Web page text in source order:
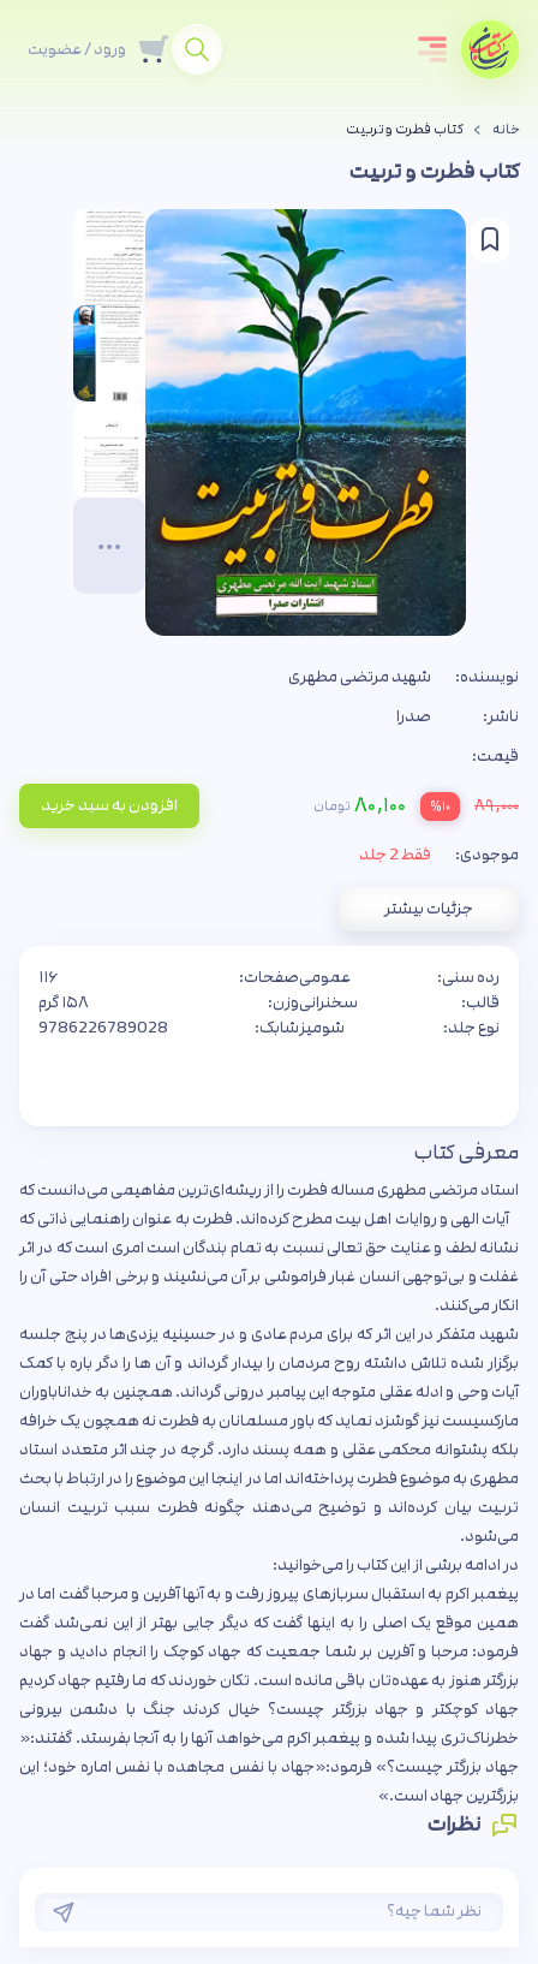
ورود / عضویت
خانه کتاب فطرت و تربیت
کتاب فطرت و تربیت
نویسنده:
شهید مرتضی مطهری
ناشر:
صدرا
قیمت:
۸۹,۰۰۰ %۱۰ ۸۰,۱۰۰ تومان افزودن به سبد خرید
موجودی: فقط 2 جلد
جزئیات بیشتر
رده سنی:
عمومی
قالب:
سخنرانی
نوع جلد:
شومیز
صفحات:
۱۱۶
وزن:
۱۵۸ گرم
شابک:
9786226789028
معرفی کتاب
استاد مرتضی مطهری مساله فطرت را از ریشه‌ای‌ترین مفاهیمی می‌دانست که
آیات الهی و روایات اهل بیت مطرح کرده‌اند. فطرت به عنوان راهنمایی ذاتی که
نشانه لطف و عنایت حق تعالی نسبت به تمام بندگان است امری است که در اثر
غفلت و بی‌توجهی انسان غبار فراموشی بر آن می‌نشیند و برخی افراد حتی آن را
انکار می‌کنند.
شهید متفکر در این اثر که برای مردم عادی و در حسینیه یزدی‌ها در پنج جلسه
برگزار شده تلاش داشته روح مردمان را بیدار گرداند و آن ها را دگر باره با کمک
آیات وحی و ادله عقلی متوجه این پیامبر درونی گرداند. همچنین به خداناباوران
مارکسیست نیز گوشزد نماید که باور مسلمانان به فطرت نه همچون یک خرافه
بلکه پشتوانه محکمی عقلی و همه پسند دارد. گرچه در چند اثر متعدد استاد
مطهری به موضوع فطرت پرداخته‌اند اما در اینجا این موضوع را در ارتباط با بحث
تربیت بیان کرده‌اند و توضیح می‌دهند چگونه فطرت سبب تربیت انسان
می‌شود.
در ادامه برشی از این کتاب را می‌خوانید:
پیغمبر اکرم به استقبال سربازهای پیروز رفت و به آنها آفرین و مرحبا گفت اما در
همین موقع یک اصلی را به اینها گفت که دیگر جایی بهتر از این نمی‌شد گفت
فرمود: مرحبا و آفرین بر شما جمعیت که جهاد کوچک را انجام دادید و جهاد
بزرگتر هنوز به عهده‌تان باقی مانده است. تکان خوردند که ما رفتیم جهاد کردیم
جهاد کوچکتر و جهاد بزرگتر چیست؟ خیال کردند جنگ با دشمن بیرونی
خطرناک‌تری پیدا شده و پیغمبر اکرم می‌خواهد آنها را به آنجا بفرستد. گفتند:«
جهاد بزرگتر چیست؟» فرمود:«جهاد با نفس مجاهده با نفس اماره خود؛ این
بزرگترین جهاد است.»
نظرات